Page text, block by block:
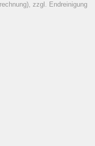
zzgl. Endreinigung